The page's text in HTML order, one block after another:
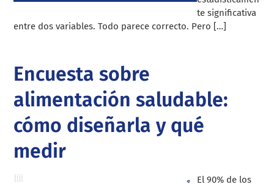
te significativa
entre dos variables. Todo parece correcto. Pero […]
Encuesta sobre
alimentación saludable:
cómo diseñarla y qué
medir
El 90% de los